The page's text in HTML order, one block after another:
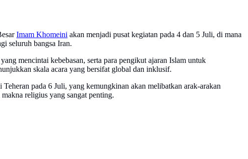
Imam Khomeini akan menjadi pusat kegiatan pada 4 dan 5 Juli, di mana
seluruh bangsa Iran.
mencintai kebebasan, serta para pengikut ajaran Islam untuk
skala acara yang bersifat global dan inklusif.
pada 6 Juli, yang kemungkinan akan melibatkan arak-arakan
religius yang sangat penting.